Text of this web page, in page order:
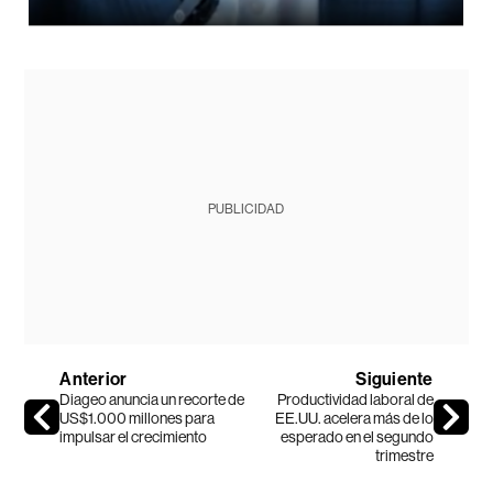
PUBLICIDAD
Anterior
Diageo anuncia un recorte de
US$1.000 millones para
impulsar el crecimiento
Siguiente
Productividad laboral de
EE.UU. acelera más de lo
esperado en el segundo
trimestre